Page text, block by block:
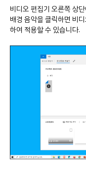
비디오 편집기 오른쪽 상
배경 음악을 클릭하면 비
하여 적용할 수 있습니다.